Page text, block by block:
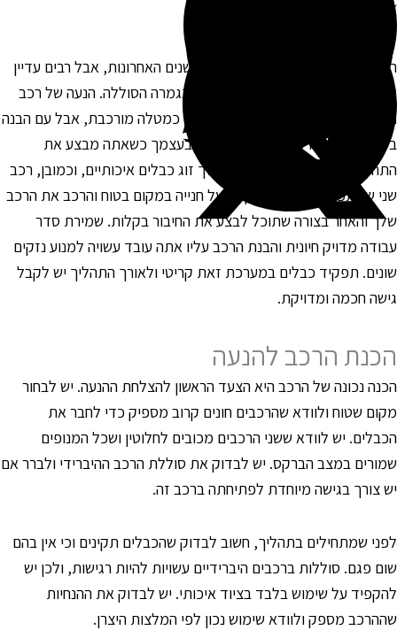
היברידיים נעשו נפוצים יותר בשנים האחרונות, אבל רבים עדיין
יודעים איך להניע אותם במקרה שנגמרה הסוללה. הנעה של רכב
בעזרת כבלים עשויה להיראות כמטלה מורכבת, אבל עם הבנה
וקצת ידע תוכל להיות בטוח בעצמך כשאתה מבצע את
ראשית, יש לוודא כי יש לך זוג כבלים איכותיים, וכמובן, רכב
שמתפקד לתמיכה. הקפד על חנייה במקום בטוח והרכב את הרכב
והאחר בצורה שתוכל לבצע את החיבור בקלות. שמירת סדר
מדויק חיונית והבנת הרכב עליו אתה עובד עשויה למנוע נזקים
תפקיד כבלים במערכת זאת קריטי ולאורך התהליך יש לקבל
חכמה ומדויקת.
הרכב להנעה
נכונה של הרכב היא הצעד הראשון להצלחת ההנעה. יש לבחור
שטוח ולוודא שהרכבים חונים קרוב מספיק כדי לחבר את
יש לוודא ששני הרכבים מכובים לחלוטין ושכל המנופים
במצב הברקס. יש לבדוק את סוללת הרכב ההיברידי ולברר אם
צורך בגישה מיוחדת לפתיחתה ברכב זה.
שמתחילים בתהליך, חשוב לבדוק שהכבלים תקינים וכי אין בהם
פגם. סוללות ברכבים היברידיים עשויות להיות רגישות, ולכן יש
על שימוש בלבד בציוד איכותי. יש לבדוק את ההנחיות
מספק ולוודא שימוש נכון לפי המלצות היצרן.